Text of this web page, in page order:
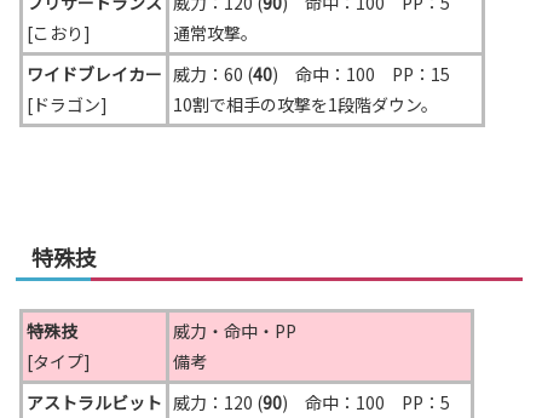
[こおり]
通常攻撃。
ワイドブレイカー
[ドラゴン]
威力：60 (40) 命中：100 PP：15
10割で相手の攻撃を1段階ダウン。
特殊技
特殊技
[タイプ]
威力・命中・PP
備考
アストラルビット 威力：120 (90) 命中：100 PP：5